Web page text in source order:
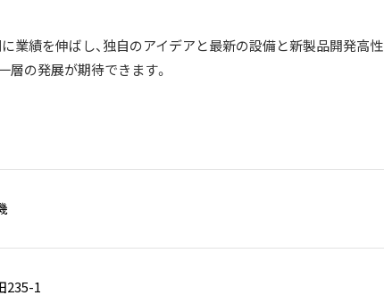
業績を伸ばし、独自のアイデアと最新の設備と新製品開発高性
の発展が期待できます。
235-1